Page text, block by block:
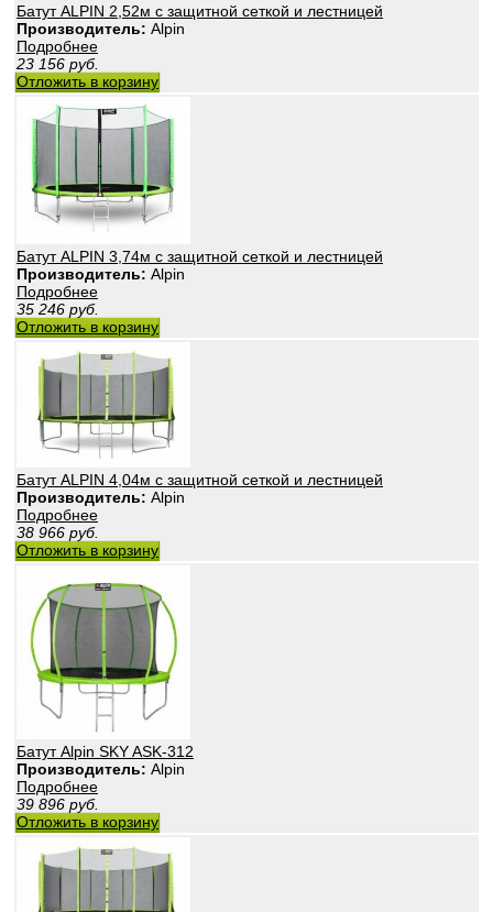
Батут ALPIN 2,52м с защитной сеткой и лестницей
Производитель: Alpin
Подробнее
23 156 руб.
Отложить в корзину
Батут ALPIN 3,74м с защитной сеткой и лестницей
Производитель: Alpin
Подробнее
35 246 руб.
Отложить в корзину
Батут ALPIN 4,04м с защитной сеткой и лестницей
Производитель: Alpin
Подробнее
38 966 руб.
Отложить в корзину
Батут Alpin SKY ASK-312
Производитель: Alpin
Подробнее
39 896 руб.
Отложить в корзину